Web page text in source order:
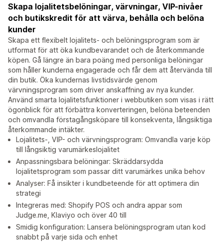
Skapa lojalitetsbelöningar, värvningar, VIP-nivåer
och butikskredit för att värva, behålla och belöna
kunder
Skapa ett flexibelt lojalitets- och belöningsprogram som är
utformat för att öka kundbevarandet och de återkommande
köpen. Gå längre än bara poäng med personliga belöningar
som håller kunderna engagerade och får dem att återvända till
din butik. Öka kundernas livstidsvärde genom
värvningsprogram som driver anskaffning av nya kunder.
Använd smarta lojalitetsfunktioner i webbutiken som visas i rätt
ögonblick för att förbättra konverteringen, belöna beteenden
och omvandla förstagångsköpare till konsekventa, långsiktiga
återkommande intäkter.
Lojalitets-, VIP- och värvningsprogram: Omvandla varje köp
till långsiktig varumärkeslojalitet
Anpassningsbara belöningar: Skräddarsydda
lojalitetsprogram som passar ditt varumärkes unika behov
Analyser: Få insikter i kundbeteende för att optimera din
strategi
Integreras med: Shopify POS och andra appar som
Judge.me, Klaviyo och över 40 till
Smidig konfiguration: Lansera belöningsprogram utan kod
snabbt på varje sida och enhet